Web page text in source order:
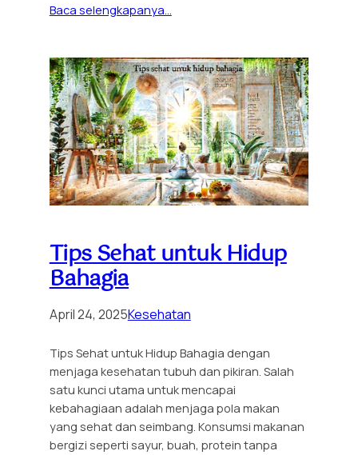
Baca selengkapanya…
Tips Sehat untuk Hidup
Bahagia
April 24, 2025Kesehatan
Tips Sehat untuk Hidup Bahagia dengan
menjaga kesehatan tubuh dan pikiran. Salah
satu kunci utama untuk mencapai
kebahagiaan adalah menjaga pola makan
yang sehat dan seimbang. Konsumsi makanan
bergizi seperti sayur, buah, protein tanpa